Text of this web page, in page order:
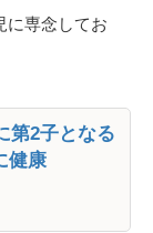
に専念してお
第2子となる
健康